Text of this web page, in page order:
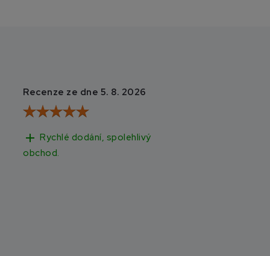
Recenze ze dne 5. 8. 2026
add Rychlé dodání, spolehlivý
obchod.